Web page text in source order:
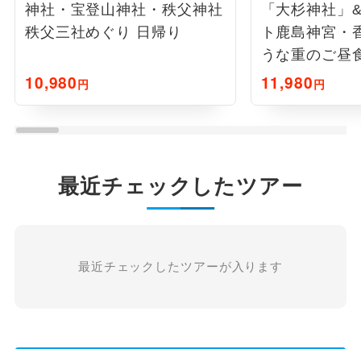
神社・宝登山神社・秩父神社
秩父三社めぐり 日帰り
10,980円
「大杉神社
ト鹿島神宮・
うな重のご昼
11,980円
最近チェックしたツアー
最近チェックしたツアーが入ります